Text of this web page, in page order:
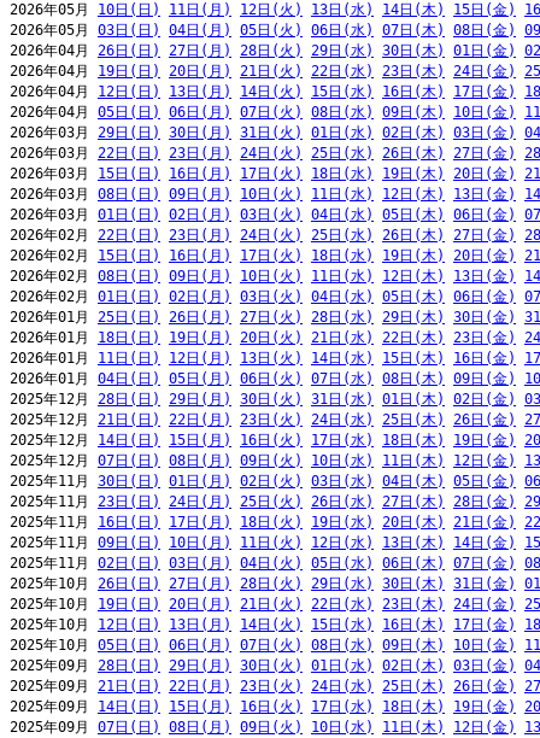
2026年05月 10日(日) 11日(月) 12日(火) 13日(水) 14日(木) 15日(金)
2026年05月 03日(日) 04日(月) 05日(火) 06日(水) 07日(木) 08日(金)
2026年04月 26日(日) 27日(月) 28日(火) 29日(水) 30日(木) 01日(金)
2026年04月 19日(日) 20日(月) 21日(火) 22日(水) 23日(木) 24日(金)
2026年04月 12日(日) 13日(月) 14日(火) 15日(水) 16日(木) 17日(金)
2026年04月 05日(日) 06日(月) 07日(火) 08日(水) 09日(木) 10日(金)
2026年03月 29日(日) 30日(月) 31日(火) 01日(水) 02日(木) 03日(金)
2026年03月 22日(日) 23日(月) 24日(火) 25日(水) 26日(木) 27日(金)
2026年03月 15日(日) 16日(月) 17日(火) 18日(水) 19日(木) 20日(金)
2026年03月 08日(日) 09日(月) 10日(火) 11日(水) 12日(木) 13日(金)
2026年03月 01日(日) 02日(月) 03日(火) 04日(水) 05日(木) 06日(金)
2026年02月 22日(日) 23日(月) 24日(火) 25日(水) 26日(木) 27日(金)
2026年02月 15日(日) 16日(月) 17日(火) 18日(水) 19日(木) 20日(金)
2026年02月 08日(日) 09日(月) 10日(火) 11日(水) 12日(木) 13日(金)
2026年02月 01日(日) 02日(月) 03日(火) 04日(水) 05日(木) 06日(金)
2026年01月 25日(日) 26日(月) 27日(火) 28日(水) 29日(木) 30日(金)
2026年01月 18日(日) 19日(月) 20日(火) 21日(水) 22日(木) 23日(金)
2026年01月 11日(日) 12日(月) 13日(火) 14日(水) 15日(木) 16日(金)
2026年01月 04日(日) 05日(月) 06日(火) 07日(水) 08日(木) 09日(金)
2025年12月 28日(日) 29日(月) 30日(火) 31日(水) 01日(木) 02日(金)
2025年12月 21日(日) 22日(月) 23日(火) 24日(水) 25日(木) 26日(金)
2025年12月 14日(日) 15日(月) 16日(火) 17日(水) 18日(木) 19日(金)
2025年12月 07日(日) 08日(月) 09日(火) 10日(水) 11日(木) 12日(金)
2025年11月 30日(日) 01日(月) 02日(火) 03日(水) 04日(木) 05日(金)
2025年11月 23日(日) 24日(月) 25日(火) 26日(水) 27日(木) 28日(金)
2025年11月 16日(日) 17日(月) 18日(火) 19日(水) 20日(木) 21日(金)
2025年11月 09日(日) 10日(月) 11日(火) 12日(水) 13日(木) 14日(金)
2025年11月 02日(日) 03日(月) 04日(火) 05日(水) 06日(木) 07日(金)
2025年10月 26日(日) 27日(月) 28日(火) 29日(水) 30日(木) 31日(金)
2025年10月 19日(日) 20日(月) 21日(火) 22日(水) 23日(木) 24日(金)
2025年10月 12日(日) 13日(月) 14日(火) 15日(水) 16日(木) 17日(金)
2025年10月 05日(日) 06日(月) 07日(火) 08日(水) 09日(木) 10日(金)
2025年09月 28日(日) 29日(月) 30日(火) 01日(水) 02日(木) 03日(金)
2025年09月 21日(日) 22日(月) 23日(火) 24日(水) 25日(木) 26日(金)
2025年09月 14日(日) 15日(月) 16日(火) 17日(水) 18日(木) 19日(金)
2025年09月 07日(日) 08日(月) 09日(火) 10日(水) 11日(木) 12日(金)